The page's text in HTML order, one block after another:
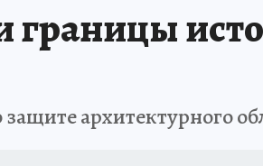
границы
архитектурного